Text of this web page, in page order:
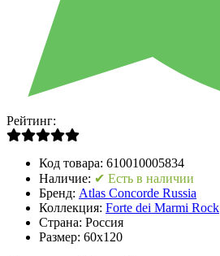
Рейтинг:
Код товара: 610010005834
Наличие: ✔ Есть в наличии
Бренд: Atlas Concorde Russia
Коллекция: Forte dei Marmi Rock
Страна: Россия
Размер: 60x120